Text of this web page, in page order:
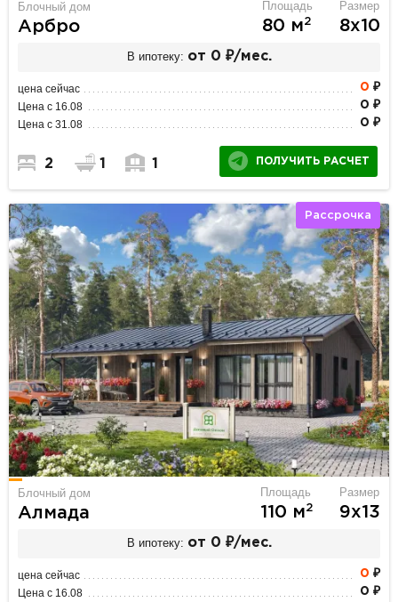
Блочный дом
Арбро
Площадь
80 м2
Размер
8х10
В ипотеку: от 0 ₽/мес.
цена сейчас 0 ₽
Цена с 16.08 0 ₽
Цена с 31.08 0 ₽
2 1 1 ПОЛУЧИТЬ РАСЧЕТ
Рассрочка
Блочный дом
Алмада
Площадь
110 м2
Размер
9х13
В ипотеку: от 0 ₽/мес.
цена сейчас 0 ₽
Цена с 16.08 0 ₽